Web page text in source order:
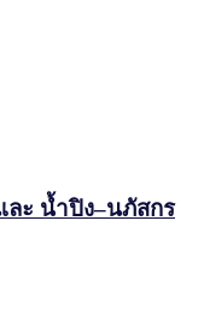
ละ น้ำปิง–นภัสกร